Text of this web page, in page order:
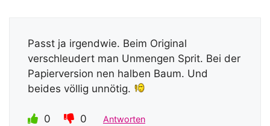
Passt ja irgendwie. Beim Original
verschleudert man Unmengen Sprit. Bei der
Papierversion nen halben Baum. Und
beides völlig unnötig.
0 0 Antworten